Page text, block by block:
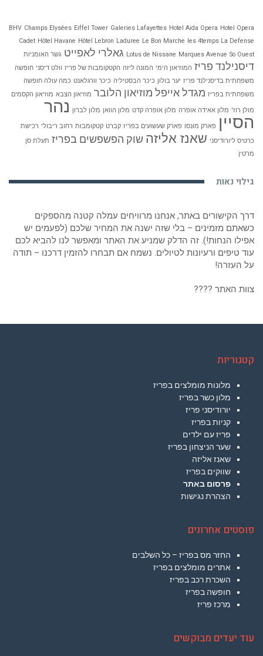
BHV Champs Elysées Eiffel Tower Galeries Lafayettes Hotel Aida Opera Hotel Opera
Cadet Hôtel Havane Hôtel Lebron Laduree Le Bon Marche les 4temps La Defense
Lotus de Nissane Marques Avenue So Ouest גאלרי לאפייט גשר האומניות
דיסנילנד פריז המוזיאון הימי המונה ליזה הקטקומבות של פריז וולט דיסני חופשה
משפחתית בדיסנילנד פריז יער בולון כיכר הבסטיליה כיכר וורגלאנט כמה עולה חופשה
משפחתית בפריז מגדל אייפל מוזיאון הלובר מוזיאון הצבא מוזיאון הקסמים
מולן רוז' מלון אאידה אופרה מלון אופרה קדט מלון הוואן מלון לברון נהר
הסיין פארק מונסו פארק שעשועים בפריז קברט קטקומבות רחוב ריבולי רכישת
כרטיס ליורודיסני שאנז אליזה שוק הפשפשים בפריז תעלת סן
מרטין
גילוי נאות
דרך הקישורים באתר, אנחנו מרוויחים עמלה קטנה מהספקים
כשאתם מזמינים – בלי שזה ישנה את המחיר שלכם (לפעמים יש
אפילו הנחות!). זה הדלק שמניע את האתר ומאפשר לנו להביא לכם
עוד טיפים ורעיונות לטיולים. נשמח אם תבחרו להזמין דרכנו – תודה
על העזרה!
צוות האתר ????
קטגוריות
מלונות מומלצים בפריז
מלון כשר בפריז
יורודיסני פריז
קניות בפריז
פריז עם ילדים
שער הניצחון בפריז
שאנז אליזה
שווקים בפריז
פרסום באתר
הצהרת נגישות
פוסטים אחרונים
החזר מס בפריז – כל השלבים
אתרים מומלצים בפריז
השכרת רכב בפריז
חופשה בפריז
מרכז פריז
עוד יעדים מבוקשים